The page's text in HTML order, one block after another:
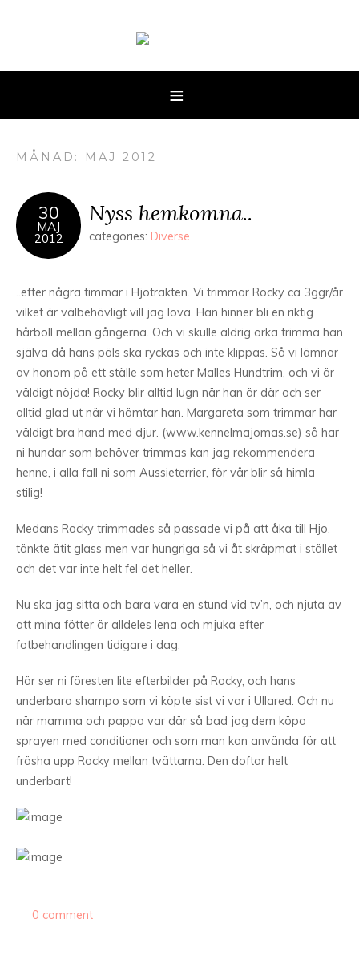
MÅNAD: MAJ 2012
30
MAJ
2012
Nyss hemkomna..
categories: Diverse
..efter några timmar i Hjotrakten. Vi trimmar Rocky ca 3ggr/år
vilket är välbehövligt vill jag lova. Han hinner bli en riktig
hårboll mellan gångerna. Och vi skulle aldrig orka trimma han
själva då hans päls ska ryckas och inte klippas. Så vi lämnar
av honom på ett ställe som heter Malles Hundtrim, och vi är
väldigt nöjda! Rocky blir alltid lugn när han är där och ser
alltid glad ut när vi hämtar han. Margareta som trimmar har
väldigt bra hand med djur. (www.kennelmajomas.se) så har
ni hundar som behöver trimmas kan jag rekommendera
henne, i alla fall ni som Aussieterrier, för vår blir så himla
stilig!
Medans Rocky trimmades så passade vi på att åka till Hjo,
tänkte ätit glass men var hungriga så vi åt skräpmat i stället
och det var inte helt fel det heller.
Nu ska jag sitta och bara vara en stund vid tv’n, och njuta av
att mina fötter är alldeles lena och mjuka efter
fotbehandlingen tidigare i dag.
Här ser ni föresten lite efterbilder på Rocky, och hans
underbara shampo som vi köpte sist vi var i Ullared. Och nu
när mamma och pappa var där så bad jag dem köpa
sprayen med conditioner och som man kan använda för att
fräsha upp Rocky mellan tvättarna. Den doftar helt
underbart!
0 comment